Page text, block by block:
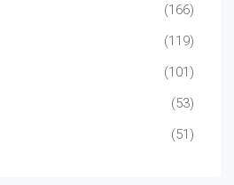
(166)
(119)
(101)
(53)
(51)